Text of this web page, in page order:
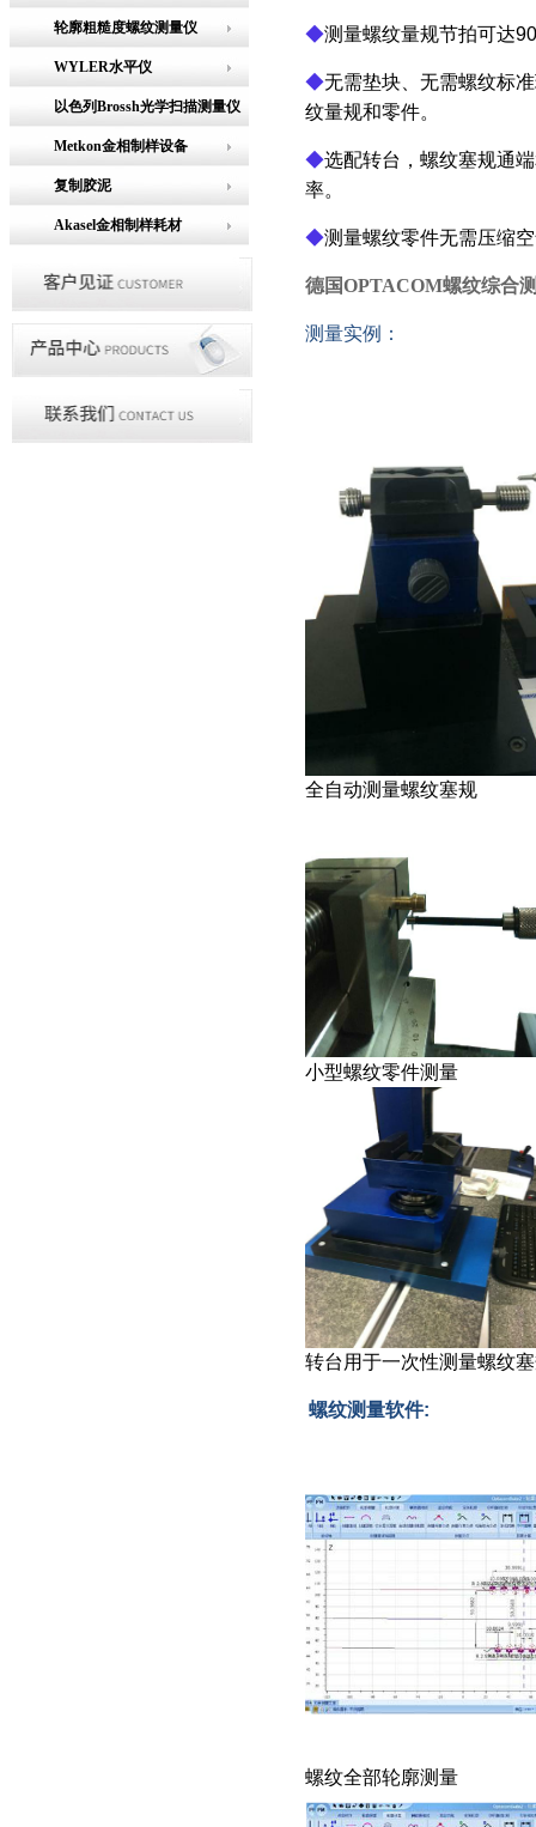
轮廓粗糙度螺纹测量仪
WYLER水平仪
以色列Brossh光学扫描测量仪
Metkon金相制样设备
复制胶泥
Akasel金相制样耗材
◆测量螺纹量规节拍可达
◆无需垫块、无需螺纹标
纹量规和零件。
◆选配转台，螺纹塞规通
率。
◆测量螺纹零件无需压缩
德国OPTACOM螺纹综合
测量实例：
全自动测量螺纹塞规
小型螺纹零件测量
转台用于一次性测量螺纹
螺纹测量软件:
螺纹全部轮廓测量